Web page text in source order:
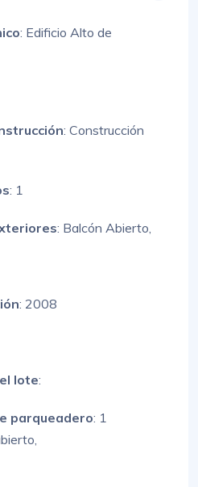
: Edificio Alto de
: Construcción
: 1
: Balcón Abierto,
: 2008
lote:
parqueadero: 1